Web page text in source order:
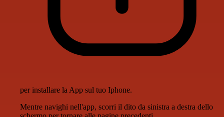
per installare la App sul tuo Iphone.
Mentre navighi nell'app, scorri il dito da sinistra a destra dello